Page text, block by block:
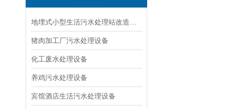
猪肉加工厂污水处理设备
化工废水处理设备
养鸡污水处理设备
宾馆酒店生活污水处理设备